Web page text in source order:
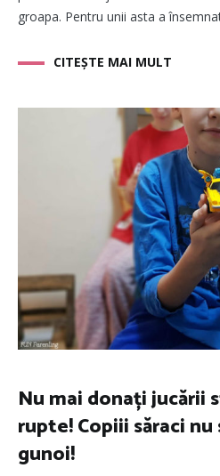
groapa. Pentru unii asta a
CITEȘTE MAI MULT
Nu mai donați jucării
rupte! Copiii săraci
gunoi!